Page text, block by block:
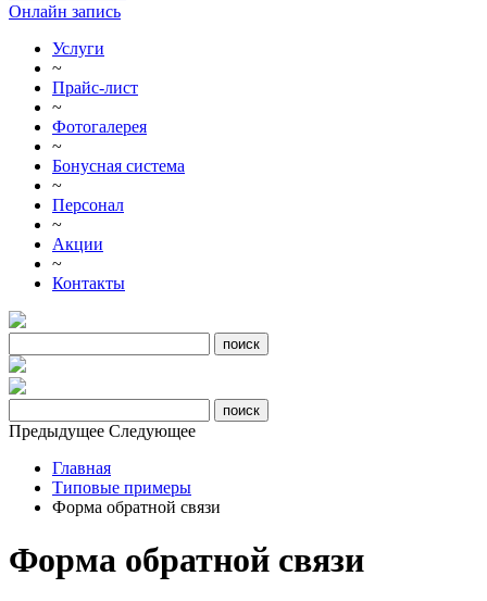
Онлайн запись
Услуги
~
Прайс-лист
~
Фотогалерея
~
Бонусная система
~
Персонал
~
Акции
~
Контакты
Предыдущее Следующее
Главная
Типовые примеры
Форма обратной связи
Форма обратной связи